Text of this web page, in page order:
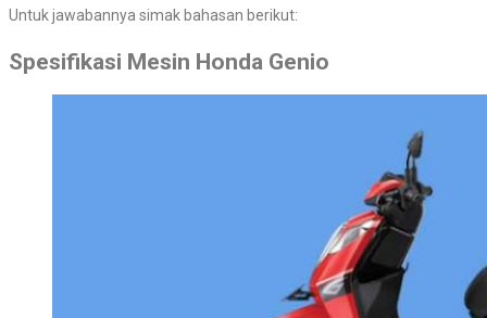
Untuk jawabannya simak bahasan berikut:
Spesifikasi Mesin Honda Genio